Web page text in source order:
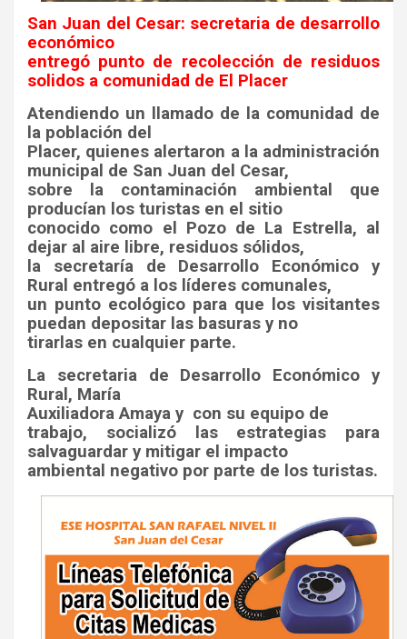
San Juan del Cesar: secretaria de desarrollo
económico
entregó punto de recolección de residuos
solidos a comunidad de El Placer
Atendiendo un llamado de la comunidad de
la población del
Placer, quienes alertaron a la administración
municipal de San Juan del Cesar,
sobre la contaminación ambiental que
producían los turistas en el sitio
conocido como el Pozo de La Estrella, al
dejar al aire libre, residuos sólidos,
la secretaría de Desarrollo Económico y
Rural entregó a los líderes comunales,
un punto ecológico para que los visitantes
puedan depositar las basuras y no
tirarlas en cualquier parte.
La secretaria de Desarrollo Económico y
Rural, María
Auxiliadora Amaya y con su equipo de
trabajo, socializó las estrategias para
salvaguardar y mitigar el impacto
ambiental negativo por parte de los turistas.